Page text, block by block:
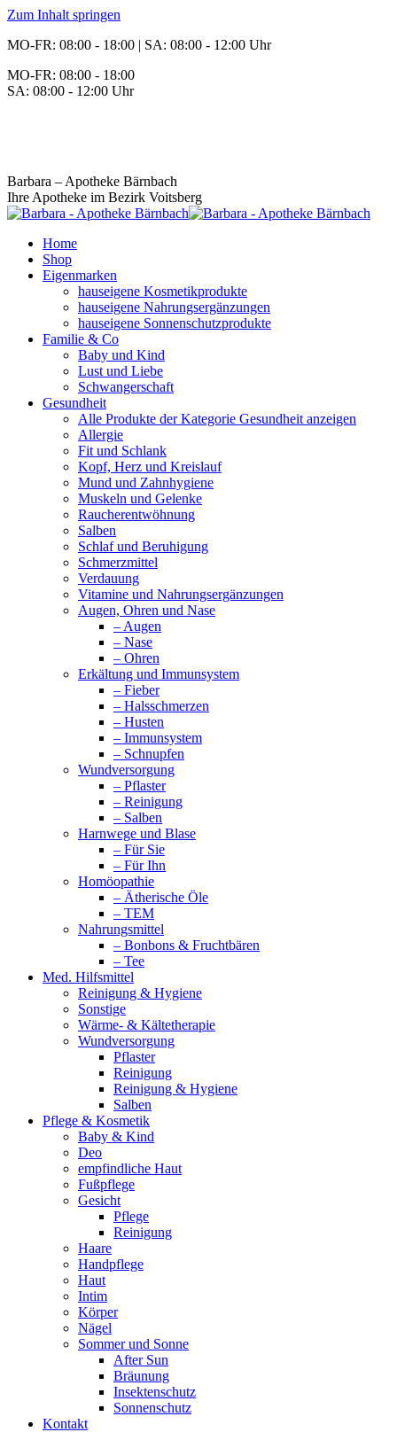
Zum Inhalt springen
MO-FR: 08:00 - 18:00 | SA: 08:00 - 12:00 Uhr
MO-FR: 08:00 - 18:00
SA: 08:00 - 12:00 Uhr
Barbara – Apotheke Bärnbach
Ihre Apotheke im Bezirk Voitsberg
Home
Shop
Eigenmarken
hauseigene Kosmetikprodukte
hauseigene Nahrungsergänzungen
hauseigene Sonnenschutzprodukte
Familie & Co
Baby und Kind
Lust und Liebe
Schwangerschaft
Gesundheit
Alle Produkte der Kategorie Gesundheit anzeigen
Allergie
Fit und Schlank
Kopf, Herz und Kreislauf
Mund und Zahnhygiene
Muskeln und Gelenke
Raucherentwöhnung
Salben
Schlaf und Beruhigung
Schmerzmittel
Verdauung
Vitamine und Nahrungsergänzungen
Augen, Ohren und Nase
– Augen
– Nase
– Ohren
Erkältung und Immunsystem
– Fieber
– Halsschmerzen
– Husten
– Immunsystem
– Schnupfen
Wundversorgung
– Pflaster
– Reinigung
– Salben
Harnwege und Blase
– Für Sie
– Für Ihn
Homöopathie
– Ätherische Öle
– TEM
Nahrungsmittel
– Bonbons & Fruchtbären
– Tee
Med. Hilfsmittel
Reinigung & Hygiene
Sonstige
Wärme- & Kältetherapie
Wundversorgung
Pflaster
Reinigung
Reinigung & Hygiene
Salben
Pflege & Kosmetik
Baby & Kind
Deo
empfindliche Haut
Fußpflege
Gesicht
Pflege
Reinigung
Haare
Handpflege
Haut
Intim
Körper
Nägel
Sommer und Sonne
After Sun
Bräunung
Insektenschutz
Sonnenschutz
Kontakt